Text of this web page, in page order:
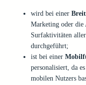
wird bei einer
Marketing oder die
Surfaktivitäten
durchgeführt;
ist bei einer
personalisiert, da
mobilen Nutzers